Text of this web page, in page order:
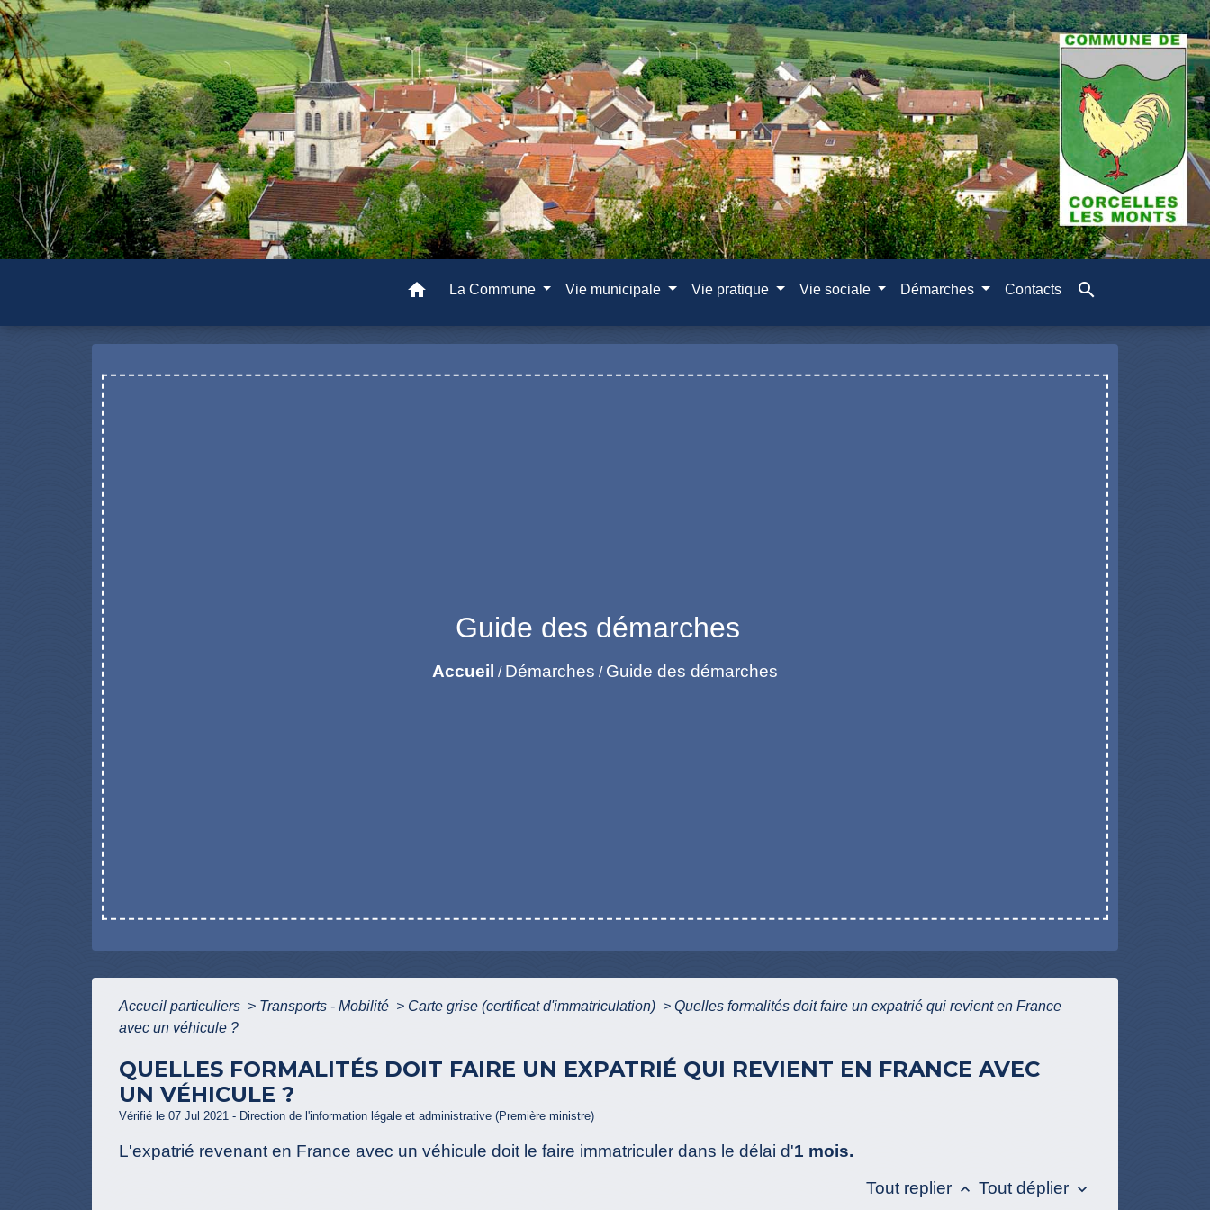
home La Commune Vie municipale Vie pratique Vie sociale Démarches Contacts search
Guide des démarches
Accueil / Démarches / Guide des démarches
Accueil particuliers > Transports - Mobilité > Carte grise (certificat d'immatriculation) > Quelles formalités doit faire un expatrié qui revient en France
avec un véhicule ?
QUELLES FORMALITÉS DOIT FAIRE UN EXPATRIÉ QUI REVIENT EN FRANCE AVEC
UN VÉHICULE ?
Vérifié le 07 Jul 2021 - Direction de l'information légale et administrative (Première ministre)
L'expatrié revenant en France avec un véhicule doit le faire immatriculer dans le délai d'1 mois.
Tout replier keyboard_arrow_up Tout déplier keyboard_arrow_down